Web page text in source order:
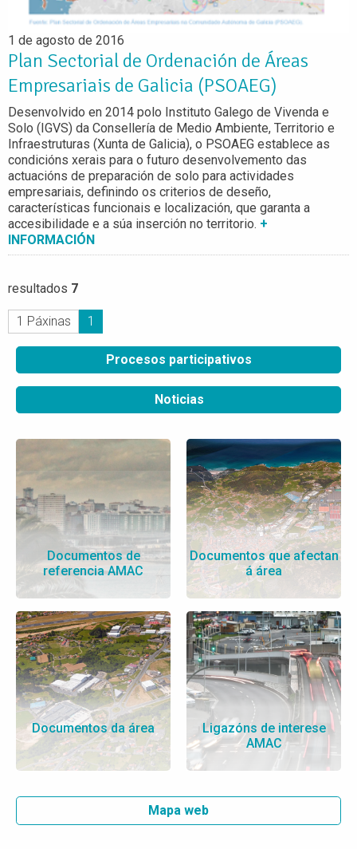
1 de agosto de 2016
Plan Sectorial de Ordenación de Áreas
Empresariais de Galicia (PSOAEG)
Desenvolvido en 2014 polo Instituto Galego de Vivenda e
Solo (IGVS) da Consellería de Medio Ambiente, Territorio e
Infraestruturas (Xunta de Galicia), o PSOAEG establece as
condicións xerais para o futuro desenvolvemento das
actuacións de preparación de solo para actividades
empresariais, definindo os criterios de deseño,
características funcionais e localización, que garanta a
accesibilidade e a súa inserción no territorio. +
INFORMACIÓN
resultados 7
1 Páxinas 1
Procesos participativos
Noticias
Documentos de
referencia AMAC
Documentos que afectan
á área
Documentos da área
Ligazóns de interese
AMAC
Mapa web